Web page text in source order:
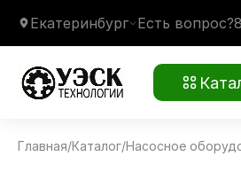
Екатеринбург Есть вопрос?
Главная/Каталог/Насосное